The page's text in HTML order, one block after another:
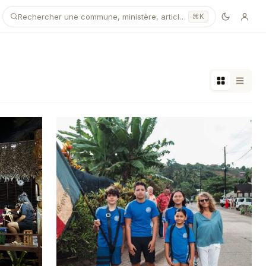
Rechercher une commune, ministère, article… ⌘K